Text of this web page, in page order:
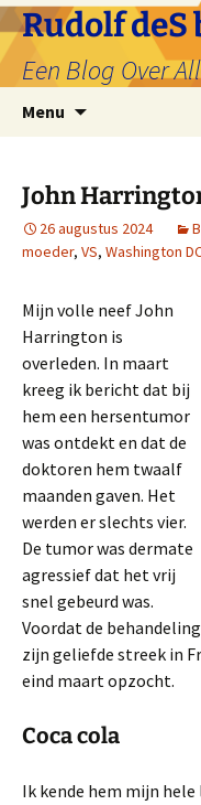
Ga
naar
de
inhoud
Rudolf deS
Een Blog Over
Menu
John
26 augustus 2024
moeder, VS, Washington
Mijn volle neef John
Harrington is
overleden. In maart
kreeg ik bericht dat bij
hem een hersentumor
was ontdekt en dat de
doktoren hem twaalf
maanden gaven. Het
werden er slechts vier.
De tumor was dermate
agressief dat het vrij
snel gebeurd was.
Voordat de
zijn geliefde streek in
eind maart opzocht.
Coca cola
Ik kende hem mijn